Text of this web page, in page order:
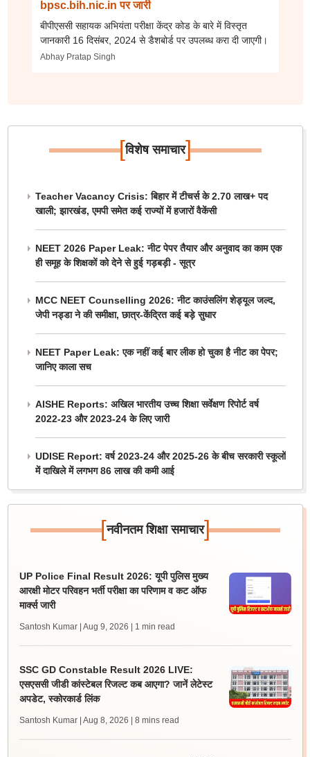
bpsc.bih.nic.in पर जारी
बीपीएससी सहायक अभियंता परीक्षा केंद्र कोड के बारे में विस्तृत
जानकारी 16 दिसंबर, 2024 से डैशबोर्ड पर उपलब्ध करा दी जाएगी।
Abhay Pratap Singh
[विशेष समाचार]
Teacher Vacancy Crisis: बिहार में टीचर्स के 2.70 लाख+ पद
खाली; झारखंड, एमपी समेत कई राज्यों में हजारों वैकेंसी
NEET 2026 Paper Leak: नीट पेपर तैयार और अनुवाद का काम एक
ही समूह के शिक्षकों को देने से हुई गड़बड़ी - सूत्र
MCC NEET Counselling 2026: नीट काउंसलिंग शेड्यूल जल्द,
जेपी नड्डा ने की समीक्षा, छात्र-केंद्रित कई बड़े सुधार
NEET Paper Leak: एक नहीं कई बार लीक हो चुका है नीट का पेपर;
जानिए काला सच
AISHE Reports: अखिल भारतीय उच्च शिक्षा सर्वेक्षण रिपोर्ट वर्ष
2022-23 और 2023-24 के लिए जारी
UDISE Report: वर्ष 2023-24 और 2025-26 के बीच सरकारी स्कूलों
में दाखिले में लगभग 86 लाख की कमी आई
[नवीनतम शिक्षा समाचार]
UP Police Final Result 2026: यूपी पुलिस मुख्य
आरक्षी मोटर परिवहन भर्ती परीक्षा का परिणाम व कट ऑफ
मार्क्स जारी
Santosh Kumar | Aug 9, 2026 | 1 min read
SSC GD Constable Result 2026 LIVE:
एसएससी जीडी कांस्टेबल रिजल्ट कब आएगा? जानें लेटेस्ट
अपडेट, स्कोरकार्ड लिंक
Santosh Kumar | Aug 8, 2026 | 8 mins read